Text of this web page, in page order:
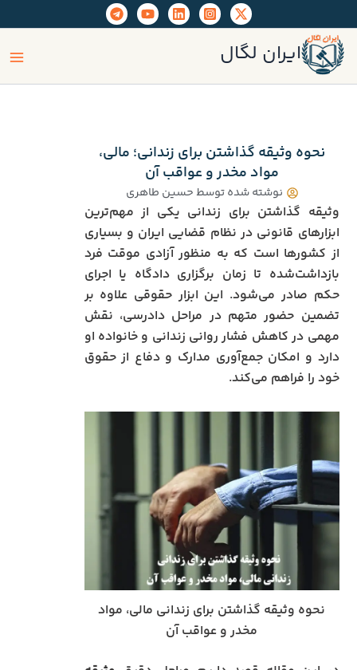
به
محتوا
ایران لگال
نحوه وثیقه گذاشتن برای زندانی؛ مالی،
مواد مخدر و عواقب آن
نوشته شده توسطحسین طاهری
وثیقه گذاشتن برای زندانی یکی از مهم‌ترین
ابزارهای قانونی در نظام قضایی ایران و بسیاری
از کشورها است که به منظور آزادی موقت فرد
بازداشت‌شده تا زمان برگزاری دادگاه یا اجرای
حکم صادر می‌شود. این ابزار حقوقی علاوه بر
تضمین حضور متهم در مراحل دادرسی، نقش
مهمی در کاهش فشار روانی زندانی و خانواده او
دارد و امکان جمع‌آوری مدارک و دفاع از حقوق
خود را فراهم می‌کند.
نحوه وثیقه گذاشتن برای زندانی مالی، مواد
مخدر و عواقب آن